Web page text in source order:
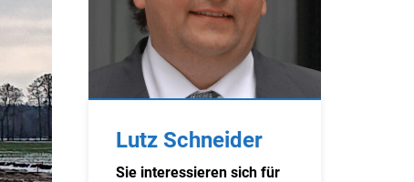
Lutz Schneider
Sie interessieren sich für